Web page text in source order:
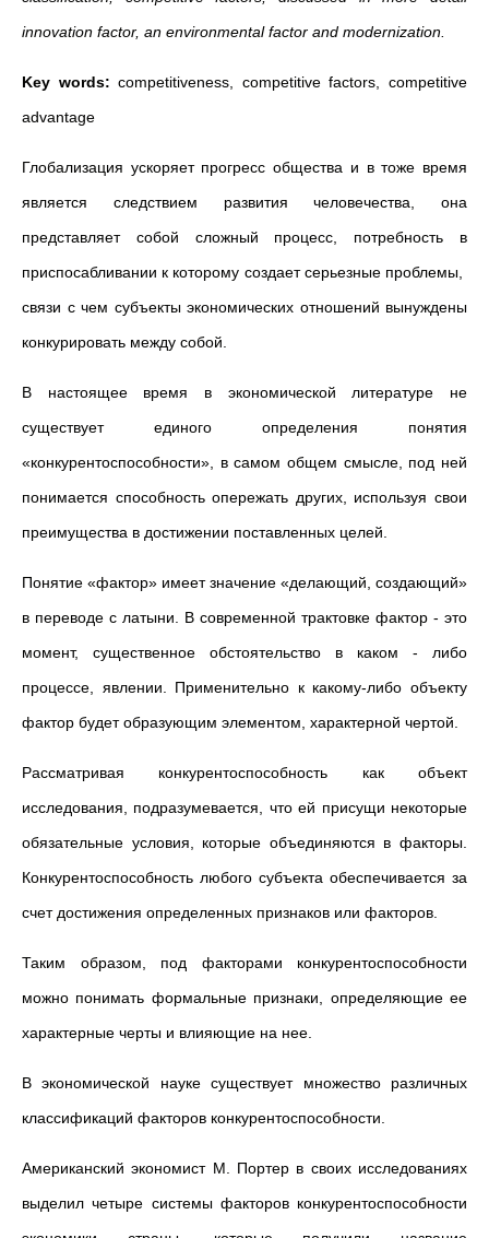
innovation factor, an environmental factor and modernization.
Key words:competitiveness, competitive factors, competitive
advantage
Глобализация ускоряет прогресс общества и в тоже время
является следствием развития человечества, она
представляет собой сложный процесс, потребность в
приспосабливании к которому создает серьезные проблемы,
связи с чем субъекты экономических отношений вынуждены
конкурировать между собой.
В настоящее время в экономической литературе не
существует единого определения понятия
«конкурентоспособности», в самом общем смысле, под ней
понимается способность опережать других, используя свои
преимущества в достижении поставленных целей.
Понятие «фактор» имеет значение «делающий, создающий»
в переводе с латыни. В современной трактовке фактор - это
момент, существенное обстоятельство в каком - либо
процессе, явлении. Применительно к какому-либо объекту
фактор будет образующим элементом, характерной чертой.
Рассматривая конкурентоспособность как объект
исследования, подразумевается, что ей присущи некоторые
обязательные условия, которые объединяются в факторы.
Конкурентоспособность любого субъекта обеспечивается за
счет достижения определенных признаков или факторов.
Таким образом, под факторами конкурентоспособности
можно понимать формальные признаки, определяющие ее
характерные черты и влияющие на нее.
В экономической науке существует множество различных
классификаций факторов конкурентоспособности.
Американский экономист М. Портер в своих исследованиях
выделил четыре системы факторов конкурентоспособности